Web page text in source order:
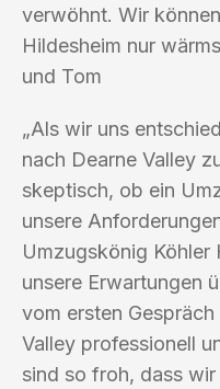
verwöhnt. Wir
Hildesheim nur
und Tom
„Als wir uns
nach Dearne Valley
skeptisch, ob ein
unsere
Umzugskönig Köhler
unsere Erwartungen
vom ersten
Valley professionell
sind so froh, dass